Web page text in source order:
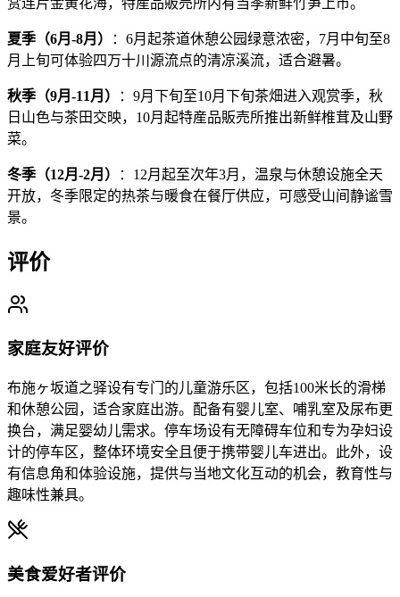
夏季（6月-8月）
：6月起茶道休憩公园绿意浓密，7月中旬至8
月上旬可体验四万十川源流点的清凉溪流，适合避暑。
秋季（9月-11月）
：9月下旬至10月下旬茶畑进入观赏季，秋
日山色与茶田交映，10月起特産品販売所推出新鲜椎茸及山野
菜。
冬季（12月-2月）
：12月起至次年3月，温泉与休憩设施全天
开放，冬季限定的热茶与暖食在餐厅供应，可感受山间静谧雪
景。
评价
家庭友好评价
布施ヶ坂道之驿设有专门的儿童游乐区，包括100米长的滑梯
和休憩公园，适合家庭出游。配备有婴儿室、哺乳室及尿布更
换台，满足婴幼儿需求。停车场设有无障碍车位和专为孕妇设
计的停车区，整体环境安全且便于携带婴儿车进出。此外，设
有信息角和体验设施，提供与当地文化互动的机会，教育性与
趣味性兼具。
美食爱好者评价